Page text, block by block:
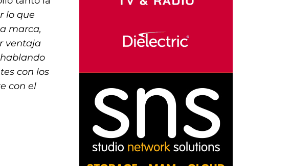
lo que
marca,
ventaja
con los
con el